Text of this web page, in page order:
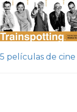
5 películas de